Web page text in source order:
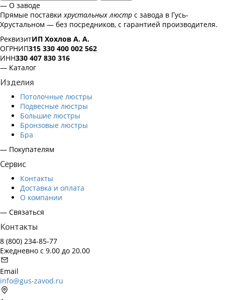
— О заводе
Прямые поставкихрустальных люстр с завода в Гусь-
Хрустальном — без посредников, с гарантией производителя.
РеквизитИП Хохлов А. А.
ОГРНИП315 330 400 002 562
ИНН330 407 830 316
— Каталог
Изделия
Потолочные люстры
Подвесные люстры
Большие люстры
Бронзовые люстры
Бра
— Покупателям
Сервис
Контакты
Доставка и оплата
О компании
— Связаться
Контакты
8 (800) 234-85-77
Ежедневно с 9.00 до 20.00
Email
info@gus-zavod.ru